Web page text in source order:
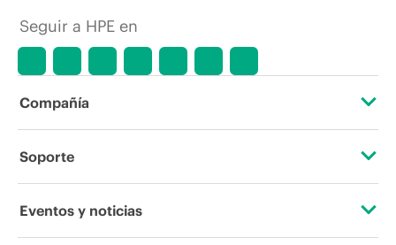
hacer ajustes de precios en cualquier
condiciones del mercado,
promociones de fin de la vida útil y
Seguir a HPE en
Compañía
Acerca de HPE
Soporte
Servicios de soporte operativo
Eventos y noticias